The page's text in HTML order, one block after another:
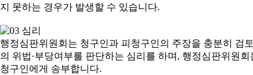
지 못하는 경우가 발생할 수 있습니다.
행정심판위원회는 청구인과 피청구인의 주장을 충분히 검
의 위법·부당여부를 판단하는 심리를 하며, 행정심판위원
청구인에게 송부합니다.